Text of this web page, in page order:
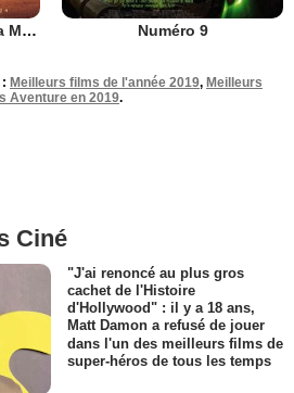
Star Wars : Episode I - La Menace fantôme Numéro 9
Meilleurs films de l'année 2019, Meilleurs
Aventure en 2019.
Ciné
"J'ai renoncé au plus gros
cachet de l'Histoire
d'Hollywood" : il y a 18 ans,
Matt Damon a refusé de jouer
dans l'un des meilleurs films de
super-héros de tous les temps